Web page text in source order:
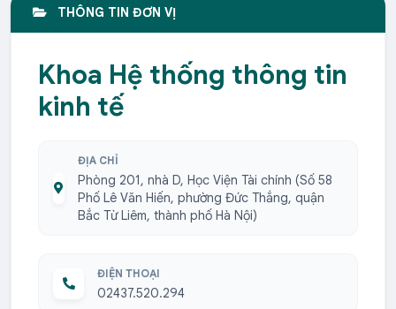
THÔNG TIN ĐƠN VỊ
Khoa Hệ thống thông tin
kinh tế
ĐỊA CHỈ
Phòng 201, nhà D, Học Viện Tài chính (Số 58
Phố Lê Văn Hiến, phường Đức Thắng, quận
Bắc Từ Liêm, thành phố Hà Nội)
ĐIỆN THOẠI
02437.520.294